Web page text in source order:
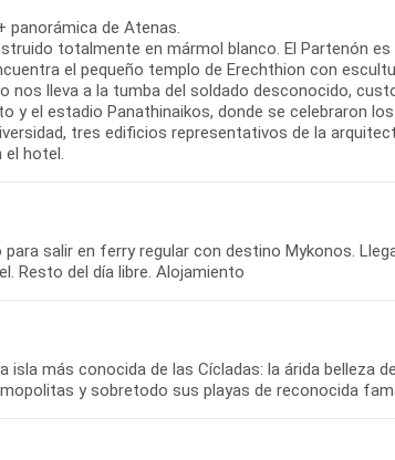
panorámica de Atenas.
totalmente en mármol blanco. El Partenón
el pequeño templo de Erechthion con
nos lleva a la tumba del soldado desconocido,
y el estadio Panathinaikos, donde se celebraron
tres edificios representativos de la
el hotel.
salir en ferry regular con destino Mykonos.
Resto del día libre. Alojamiento
más conocida de las Cícladas: la árida belleza
y sobretodo sus playas de reconocida